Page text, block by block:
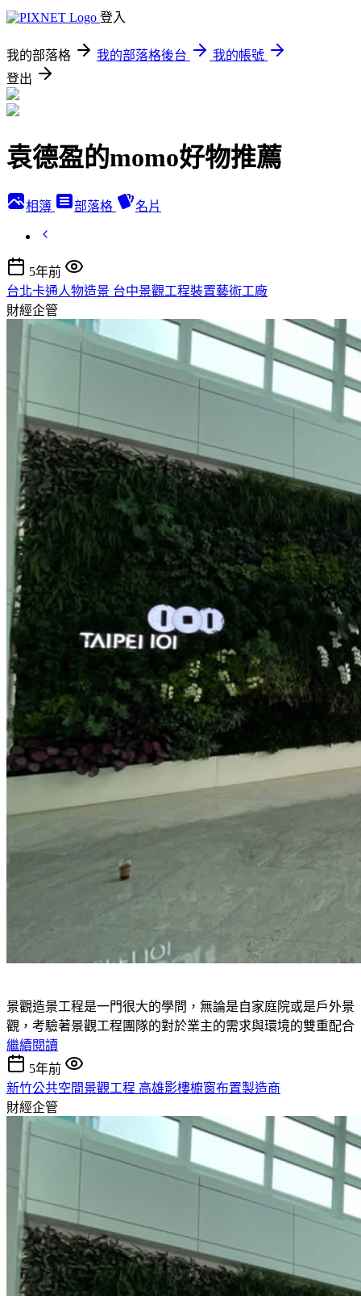
登入
我的部落格 我的部落格後台
我的帳號
登出
袁德盈的momo好物推薦
相簿 部落格 名片
5年前
台北卡通人物造景 台中景觀工程裝置藝術工廠
財經企管
景觀造景工程是一門很大的學問，無論是自家庭院或是戶外景
觀，考驗著景觀工程團隊的對於業主的需求與環境的雙重配合
繼續閱讀
5年前
新竹公共空間景觀工程 高雄影樓櫥窗布置製造商
財經企管